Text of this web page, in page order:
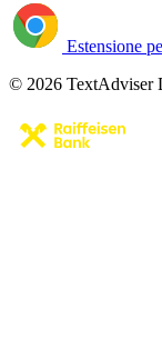
Estensione
© 2026 TextAdviser